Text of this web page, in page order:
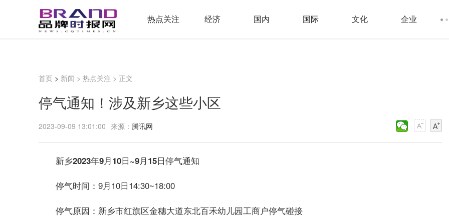
热点关注 经济 国内 国际 文化 企业
首页 > 新闻 > 热点关注 > 正文
​停气通知！涉及新乡这些小区
2023-09-09 13:01:00 来源： 腾讯网
新乡2023年9月10日~9月15日停气通知
停气时间： 9月10日14:30~18:00
停气原因： 新乡市红旗区金穗大道东北百禾幼儿园工商户停气碰接